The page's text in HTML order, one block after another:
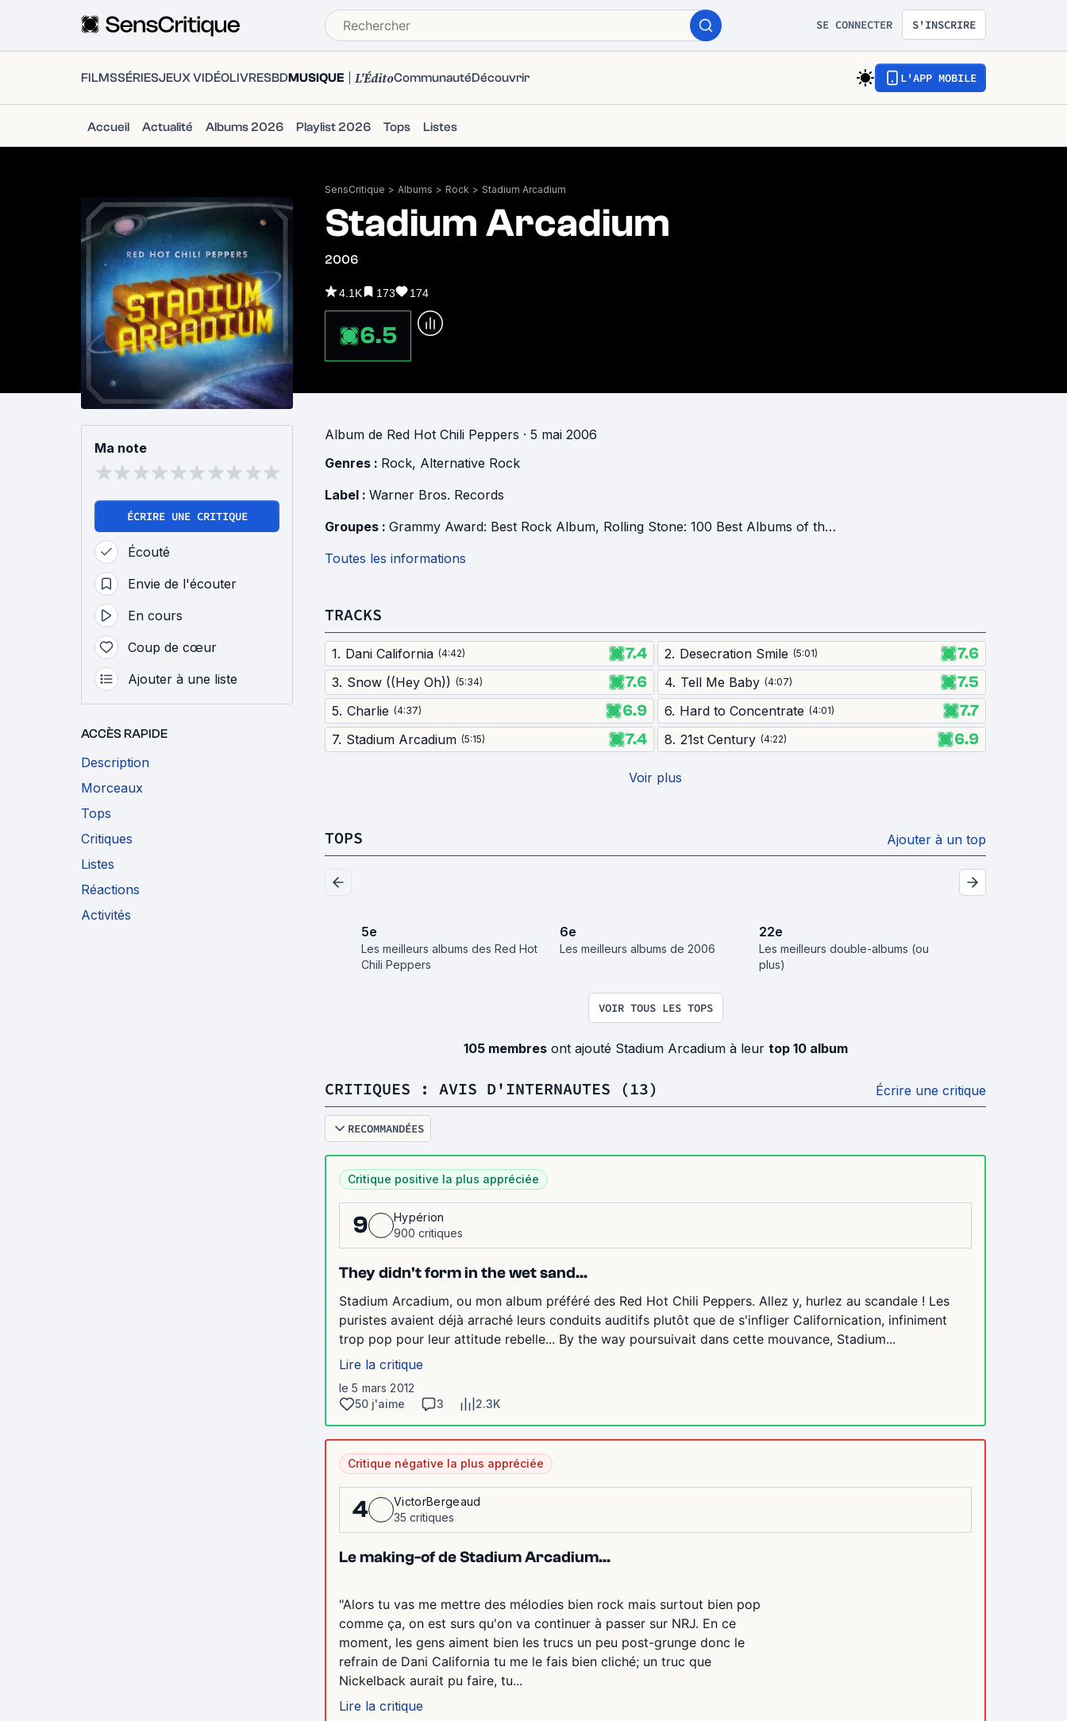
SE CONNECTER S'INSCRIRE
FILMSSÉRIESJEUX VIDÉOLIVRESBDMUSIQUE L'ÉditoCommunautéDécouvrir L'APP MOBILE
Accueil Actualité Albums 2026 Playlist 2026 Tops Listes
SensCritique > Albums > Rock > Stadium Arcadium
Stadium Arcadium
2006
4.1K 173 174
6.5
Ma note
ÉCRIRE UNE CRITIQUE
Écouté
Envie de l'écouter
En cours
Coup de cœur
Ajouter à une liste
ACCÈS RAPIDE
Description
Morceaux
Tops
Critiques
Listes
Réactions
Activités
Album de Red Hot Chili Peppers · 5 mai 2006
Genres : Rock, Alternative Rock
Label : Warner Bros. Records
Groupes : Grammy Award: Best Rock Album, Rolling Stone: 100 Best Albums of the 2000s : 2011 edition
Toutes les informations
TRACKS
1. Dani California (4:42) 7.4 2. Desecration Smile (5:01) 7.6
3. Snow ((Hey Oh)) (5:34) 7.6 4. Tell Me Baby (4:07) 7.5
5. Charlie (4:37) 6.9 6. Hard to Concentrate (4:01) 7.7
7. Stadium Arcadium (5:15) 7.4 8. 21st Century (4:22) 6.9
Voir plus
TOPS Ajouter à un top
5e
Les meilleurs albums des Red Hot
Chili Peppers
6e
Les meilleurs albums de 2006
22e
Les meilleurs double-albums (ou
plus)
VOIR TOUS LES TOPS
105 membresont ajouté Stadium Arcadium à leur top 10 album
CRITIQUES : AVIS D'INTERNAUTES (13) Écrire une critique
RECOMMANDÉES
Critique positive la plus appréciée
9
Hypérion
900 critiques
They didn't form in the wet sand...
Stadium Arcadium, ou mon album préféré des Red Hot Chili Peppers. Allez y, hurlez au scandale ! Les
puristes avaient déjà arraché leurs conduits auditifs plutôt que de s'infliger Californication, infiniment
trop pop pour leur attitude rebelle... By the way poursuivait dans cette mouvance, Stadium...
Lire la critique
le 5 mars 2012
50 j'aime
3 2.3K
Critique négative la plus appréciée
4
VictorBergeaud
35 critiques
Le making-of de Stadium Arcadium...
"Alors tu vas me mettre des mélodies bien rock mais surtout bien pop
comme ça, on est surs qu'on va continuer à passer sur NRJ. En ce
moment, les gens aiment bien les trucs un peu post-grunge donc le
refrain de Dani California tu me le fais bien cliché; un truc que
Nickelback aurait pu faire, tu...
Lire la critique